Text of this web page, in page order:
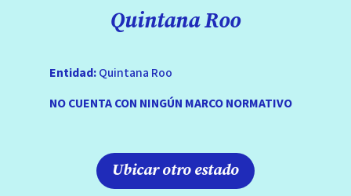
Quintana Roo
Entidad:Quintana Roo
NO CUENTA CON NINGÚN MARCO NORMATIVO
Ubicar otro estado